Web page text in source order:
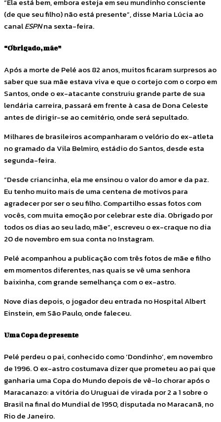
(de que seu filho) não está presente”, disse Maria Lúcia ao
canalESPNna sexta-feira.
“Obrigado, mãe”
Após a morte de Pelé aos 82 anos, muitos ficaram surpresos ao
saber que sua mãe estava viva e que o cortejo com o corpo em
Santos, onde o ex-atacante construiu grande parte de sua
lendária carreira, passará em frente à casa de Dona Celeste
antes de dirigir-se ao cemitério, onde será sepultado.
Milhares de brasileiros acompanharam o velório do ex-atleta
no gramado da Vila Belmiro, estádio do Santos, desde esta
segunda-feira.
“Desde criancinha, ela me ensinou o valor do amor e da paz.
Eu tenho muito mais de uma centena de motivos para
agradecer por ser o seu filho. Compartilho essas fotos com
vocês, com muita emoção por celebrar este dia. Obrigado por
todos os dias ao seu lado, mãe”, escreveu o ex-craque no dia
20 de novembro em sua conta no Instagram.
Pelé acompanhou a publicação com três fotos de mãe e filho
em momentos diferentes, nas quais se vê uma senhora
baixinha, com grande semelhança com o ex-astro.
Nove dias depois, o jogador deu entrada no Hospital Albert
Einstein, em São Paulo, onde faleceu.
Uma Copa de presente
Pelé perdeu o pai, conhecido como ‘Dondinho’, em novembro
de 1996. O ex-astro costumava dizer que prometeu ao pai que
ganharia uma Copa do Mundo depois de vê-lo chorar após o
Maracanazo: a vitória do Uruguai de virada por 2 a 1 sobre o
Brasil na final do Mundial de 1950, disputada no Maracanã, no
Rio de Janeiro.